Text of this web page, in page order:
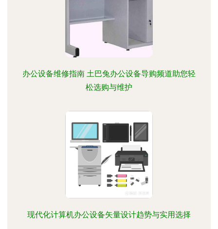
办公设备维修指南 土巴兔办公设备导购频道助您轻
松选购与维护
现代化计算机办公设备矢量设计趋势与实用选择